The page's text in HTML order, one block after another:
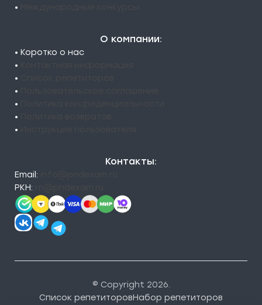
•
О компании:
• Коротко о нас
•
•
•
•
•
•
Контакты:
Email:
РКН:
© Copyright 2026.
Список репетиторовНабор репетиторов